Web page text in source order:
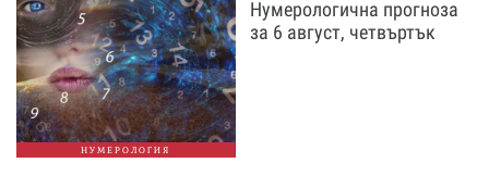
НУМЕРОЛОГИЯ
Нумерологична прогноза
за 6 август, четвъртък